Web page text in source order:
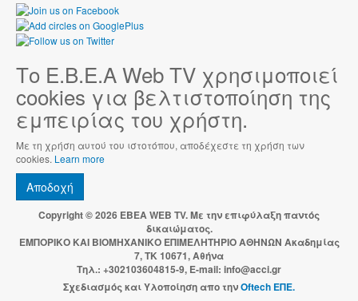
Το Ε.Β.Ε.Α Web TV χρησιμοποιεί
cookies για βελτιστοποίηση της
εμπειρίας του χρήστη.
Με τη χρήση αυτού του ιστοτόπου, αποδέχεστε τη χρήση των
cookies. Learn more
Αποδοχή
Copyright © 2026 EBEA WEB TV. Με την επιφύλαξη παντός
δικαιώματος.
ΕΜΠΟΡΙΚΟ ΚΑΙ ΒΙΟΜΗΧΑΝΙΚΟ ΕΠΙΜΕΛΗΤΗΡΙΟ ΑΘΗΝΩΝ Ακαδημίας
7, ΤΚ 10671, Αθήνα
Τηλ.: +302103604815-9, E-mail: info@acci.gr
Σχεδιασμός και Υλοποίηση απο τηνOftech ΕΠΕ.